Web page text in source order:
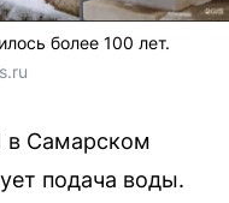
более 100 лет.
в Самарском
подача воды.